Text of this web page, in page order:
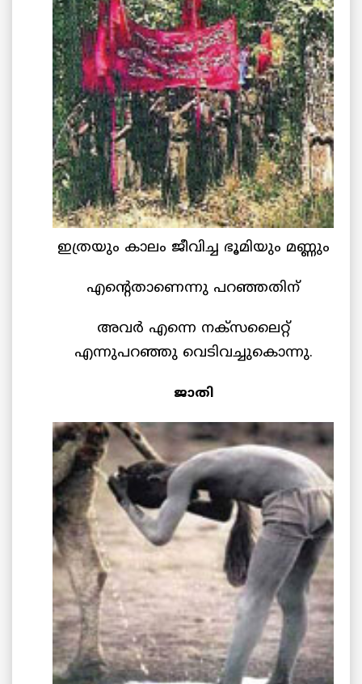
ഇത്രയും കാലം ജീവിച്ച ഭൂമിയും മണ്ണും
എന്റെതാണെന്നു പറഞ്ഞതിന്
അവര്‍ എന്നെ നക്സലൈറ്റ്
എന്നുപറഞ്ഞു വെടിവച്ചുകൊന്നു.
ജാതി